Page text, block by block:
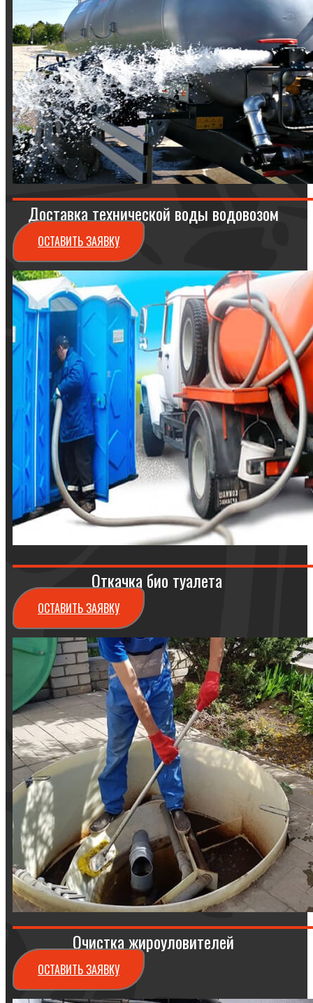
Доставка технической воды водовозом
ОСТАВИТЬ ЗАЯВКУ
Откачка био туалета
ОСТАВИТЬ ЗАЯВКУ
Очистка жироуловителей
ОСТАВИТЬ ЗАЯВКУ